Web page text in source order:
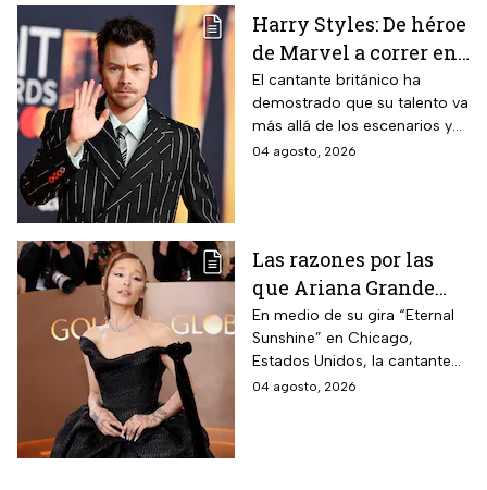
Harry Styles: De héroe
de Marvel a correr en
Chapultepec; las
apariciones del
cantante en el cine
El cantante británico ha
demostrado que su talento va
más allá de los escenarios y
ha llegado a la pantalla
04 agosto, 2026
Las razones por las
que Ariana Grande
hará una pausa en su
carrera
En medio de su gira “Eternal
Sunshine” en Chicago,
Estados Unidos, la cantante
informó a sus fanáticos que
04 agosto, 2026